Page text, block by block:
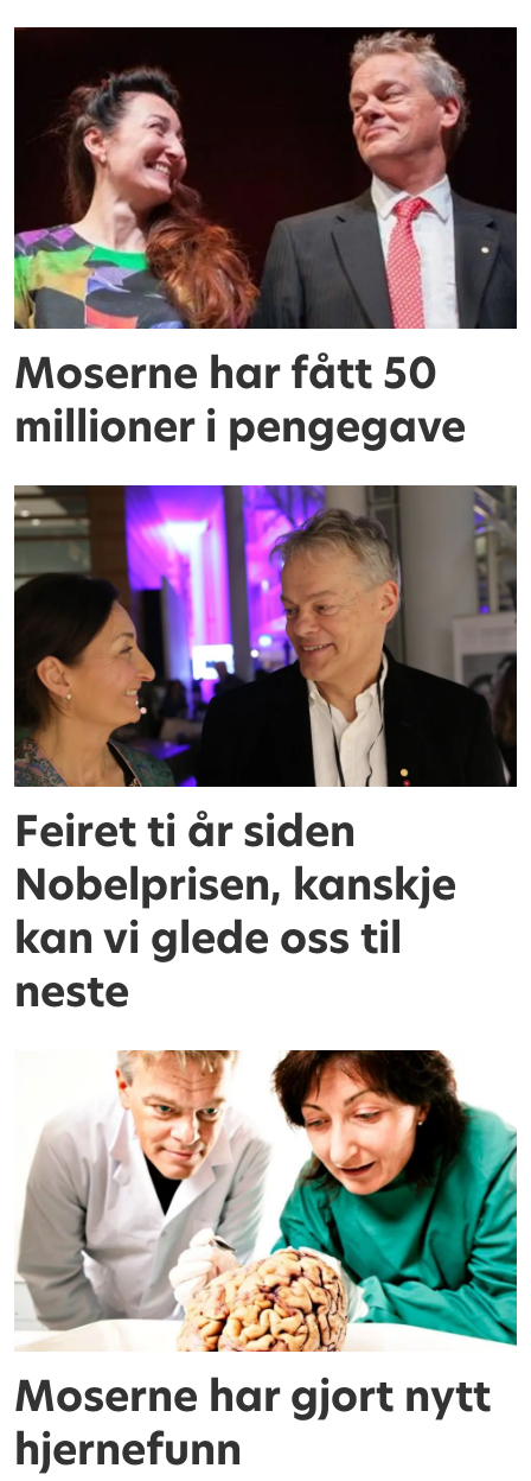
Moserne har fått 50
millioner i pengegave
Feiret ti år siden
Nobelprisen, kanskje
kan vi glede oss til
neste
Moserne har gjort nytt
hjernefunn